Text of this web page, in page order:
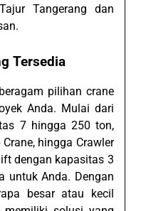
Tangerang dan
Tersedia
pilihan crane
Anda. Mulai dari
7 hingga 250 ton,
hingga Crawler
dengan kapasitas 3
untuk Anda. Dengan
besar atau kecil